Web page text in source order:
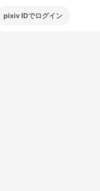
pixiv IDでログイン